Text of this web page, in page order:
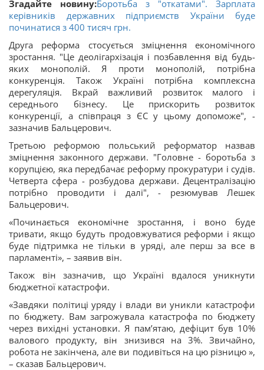
Згадайте новину:Боротьба з "откатами". Зарплата
керівників державних підприємств України буде
починатися з 400 тисяч грн.
Друга реформа стосується зміцнення економічного
зростання. "Це деолігархізація і позбавлення від будь-
яких монополій. Я проти монополій, потрібна
конкуренція. Також Україні потрібна комплексна
дерегуляція. Вкрай важливий розвиток малого і
середнього бізнесу. Це прискорить розвиток
конкуренції, а співпраця з ЄС у цьому допоможе", -
зазначив Бальцерович.
Третьою реформою польський реформатор назвав
зміцнення законного держави. "Головне - боротьба з
корупцією, яка передбачає реформу прокуратури і судів.
Четверта сфера - розбудова держави. Децентралізацію
потрібно проводити і далі", - резюмував Лешек
Бальцерович.
«Починається економічне зростання, і воно буде
тривати, якщо будуть продовжуватися реформи і якщо
буде підтримка не тільки в уряді, але перш за все в
парламенті», – заявив він.
Також він зазначив, що Україні вдалося уникнути
бюджетної катастрофи.
«Завдяки політиці уряду і влади ви уникли катастрофи
по бюджету. Вам загрожувала катастрофа по бюджету
через вихідні установки. Я пам’ятаю, дефіцит був 10%
валового продукту, він знизився на 3%. Звичайно,
робота не закінчена, але ви подивіться на цю різницю »,
– сказав Бальцерович.